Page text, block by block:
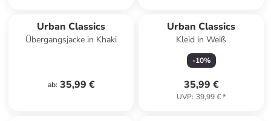
Urban Classics
Übergangsjacke in Khaki
ab: 35,99 €
Urban Classics
Kleid in Weiß
-10%
35,99 €
UVP: 39,99 €*